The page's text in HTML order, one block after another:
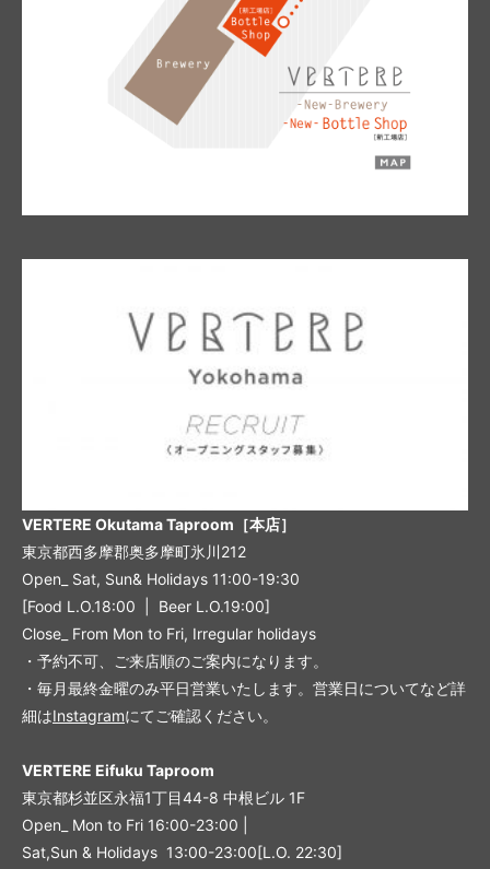
VERTERE Okutama Taproom［本店］
東京都西多摩郡奥多摩町氷川212
Open_ Sat, Sun& Holidays 11:00-19:30
[Food L.O.18:00 | Beer L.O.19:00]
Close_ From Mon to Fri, Irregular holidays
・予約不可、ご来店順のご案内になります。
・毎月最終金曜のみ平日営業いたします。営業日についてなど詳
細はInstagramにてご確認ください。
VERTERE Eifuku Taproom
東京都杉並区永福1丁目44-8 中根ビル 1F
Open_ Mon to Fri 16:00-23:00 |
Sat,Sun & Holidays 13:00-23:00[L .O. 22:30]